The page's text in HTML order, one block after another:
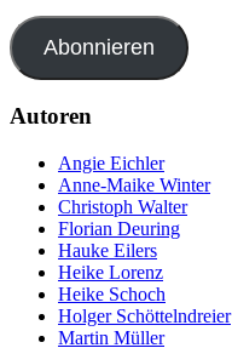
Abonnieren
Autoren
Angie Eichler
Anne-Maike Winter
Christoph Walter
Florian Deuring
Hauke Eilers
Heike Lorenz
Heike Schoch
Holger Schöttelndreier
Martin Müller